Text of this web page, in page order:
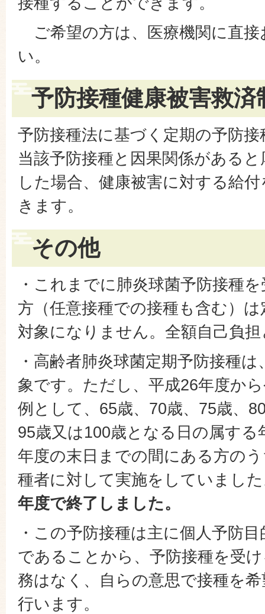
ご希望の方は、医療機関に直
い。
予防接種健康被害救
予防接種法に基づく定期の予防
当該予防接種と因果関係がある
した場合、健康被害に対する給
きます。
その他
・これまでに肺炎球菌予防接種
方（任意接種での接種も含む）
対象になりません。全額自己負
・高齢者肺炎球菌定期予防接種
象です。ただし、平成26年度か
例として、65歳、70歳、75歳、
95歳又は100歳となる日の属する
年度の末日までの間にある方の
種者に対して実施をしていまし
年度で終了しました。
・この予防接種は主に個人予防
であることから、予防接種を受
務はなく、自らの意思で接種を
行います。